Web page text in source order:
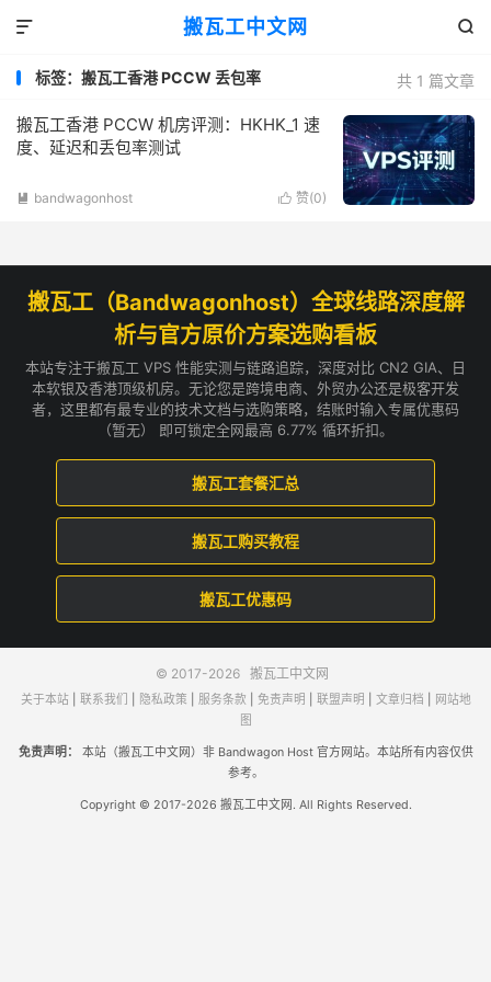
搬瓦工中文网 

共 1 篇文章
标签：搬瓦工香港 PCCW 丢包率
搬瓦工香港 PCCW 机房评测：HKHK_1 速
度、延迟和丢包率测试
 赞(0)
 bandwagonhost
搬瓦工（Bandwagonhost）全球线路深度解
析与官方原价方案选购看板
本站专注于搬瓦工 VPS 性能实测与链路追踪，深度对比 CN2 GIA、日
本软银及香港顶级机房。无论您是跨境电商、外贸办公还是极客开发
者，这里都有最专业的技术文档与选购策略，结账时输入专属优惠码
（暂无） 即可锁定全网最高 6.77% 循环折扣。
搬瓦工套餐汇总
搬瓦工购买教程
搬瓦工优惠码
© 2017-2026 搬瓦工中文网
关于本站| 联系我们 隐私政策 服务条款 免责声明 联盟声明 文章归档
网站地
图
免责声明：
本站（搬瓦工中文网）非 Bandwagon Host 官方网站。本站所有内容仅供
参考。
Copyright © 2017-2026 搬瓦工中文网. All Rights Reserved.